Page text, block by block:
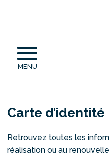
MENU
Carte d’identité
Retrouvez toutes les
réalisation ou au